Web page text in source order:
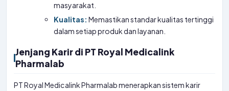
masyarakat.
Kualitas: Memastikan standar kualitas tertinggi
dalam setiap produk dan layanan.
Jenjang Karir di PT Royal Medicalink
Pharmalab
PT Royal Medicalink Pharmalab menerapkan sistem karir